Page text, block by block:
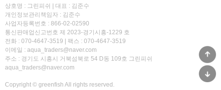
상호명 : 그린피쉬 | 대표 : 김준수
개인정보관리책임자 : 김준수
사업자등록번호 : 866-02-02590
통신판매업신고번호 제 2023-경기시흥-1229 호
전화 : 070-4647-3519 | 팩스 : 070-4647-3519
이메일 : aqua_traders@naver.com
주소 : 경기도 시흥시 거북섬북로 54 D동 109호 그린피쉬
aqua_traders@naver.com
Copyright © greenfish All rights reserved.